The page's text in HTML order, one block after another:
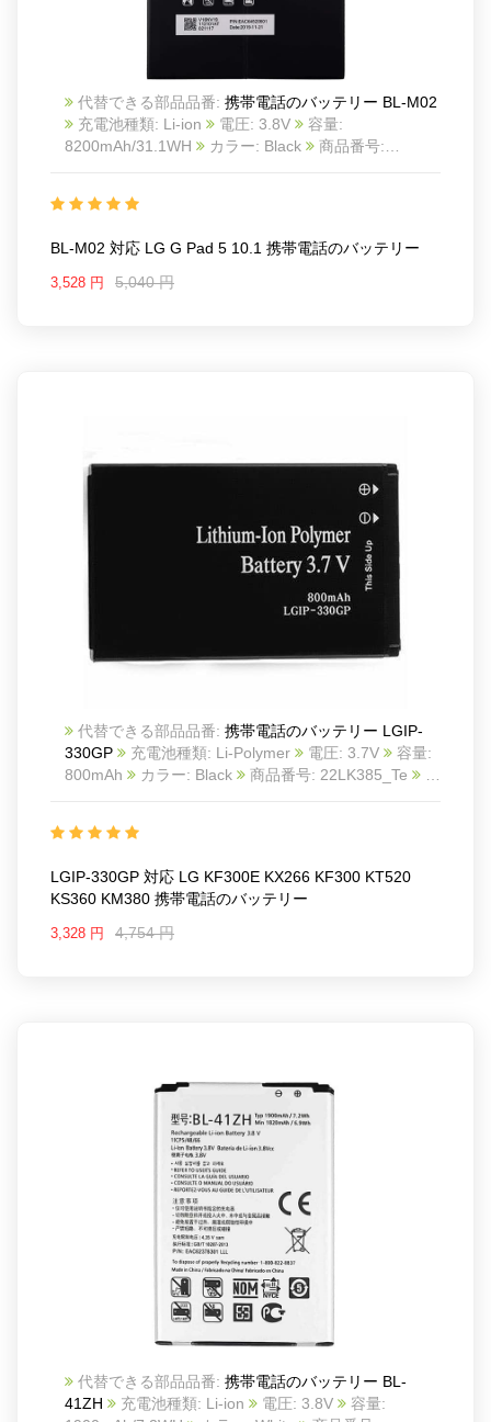
代替できる部品品番: 携帯電話のバッテリー BL-M02
充電池種類: Li-ion
電圧: 3.8V
8200mAh/31.1WH
カラー: Black
商品番号:
BL-M02 対応 LG G Pad 5 10.1 携帯電話のバッテリー
3,528 円 5,040 円
代替できる部品品番: 携帯電話のバッテリー LGIP-
330GP
充電池種類: Li-Polymer 電圧: 3.7V
800mAh
カラー: Black 商品番号: 22LK385_Te
互
KF300E KX266 KF300 KT520 KS360 KM380
LGIP-330GP 対応 LG KF300E KX266 KF300 KT520
KS360 KM380 携帯電話のバッテリー
3,328 円 4,754 円
代替できる部品品番: 携帯電話のバッテリー BL-
41ZH
充電池種類: Li-ion 電圧: 3.8V